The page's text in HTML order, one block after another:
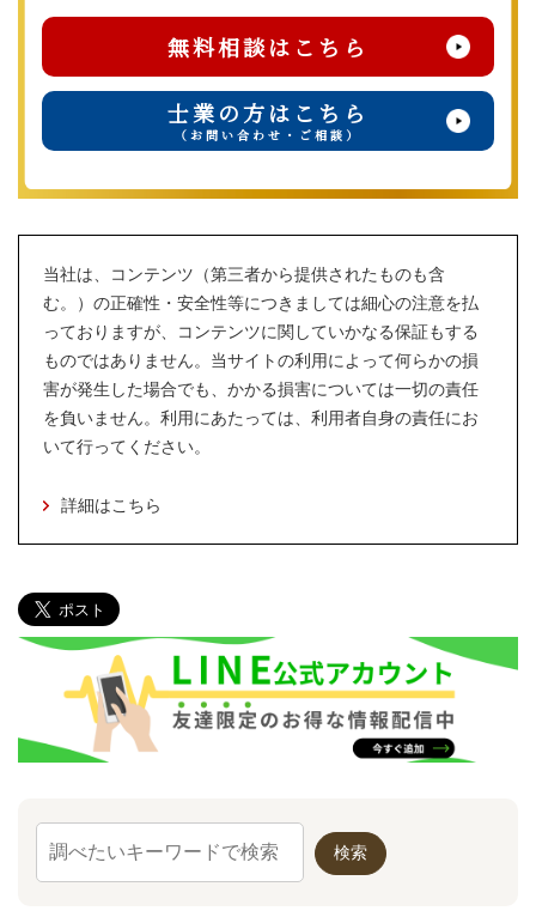
無料相談はこちら
士業の方はこちら
（お問い合わせ・ご相談）
当社は、コンテンツ（第三者から提供されたものも含
む。）の正確性・安全性等につきましては細心の注意を払
っておりますが、コンテンツに関していかなる保証もする
ものではありません。当サイトの利用によって何らかの損
害が発生した場合でも、かかる損害については一切の責任
を負いません。利用にあたっては、利用者自身の責任にお
いて行ってください。
詳細はこちら